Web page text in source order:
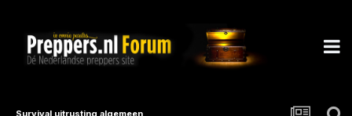
Survival uitrusting algemeen